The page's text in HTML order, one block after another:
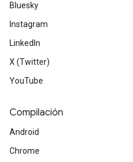
Bluesky
Instagram
LinkedIn
X (Twitter)
YouTube
Compilación
Android
Chrome